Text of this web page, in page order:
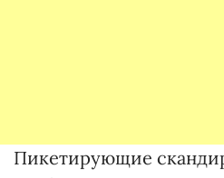
Пикетирующие